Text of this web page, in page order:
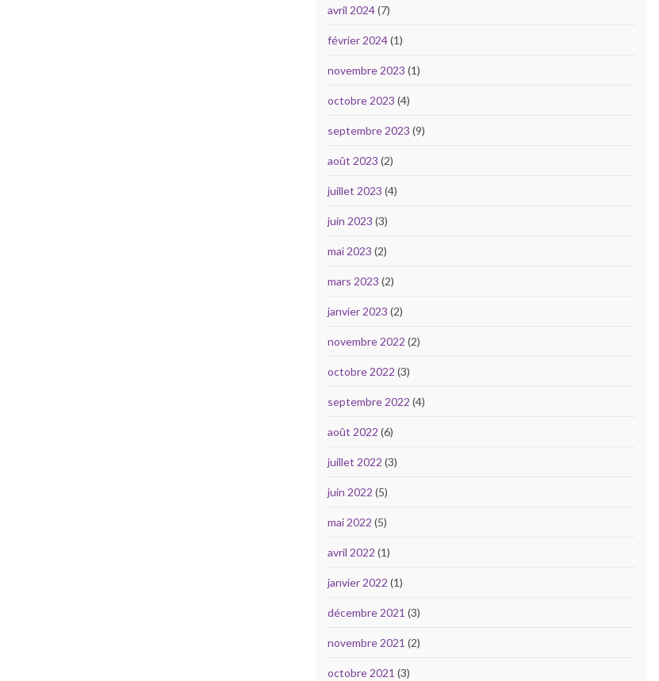
avril 2024(7)
février 2024(1)
novembre 2023 (1)
octobre 2023 (4)
septembre 2023 (9)
août 2023 (2)
juillet 2023 (4)
juin 2023 (3)
mai 2023 (2)
mars 2023 (2)
janvier 2023 (2)
novembre 2022 (2)
octobre 2022 (3)
septembre 2022 (4)
août 2022 (6)
juillet 2022 (3)
juin 2022 (5)
mai 2022 (5)
avril 2022 (1)
janvier 2022 (1)
décembre 2021 (3)
novembre 2021 (2)
octobre 2021 (3)